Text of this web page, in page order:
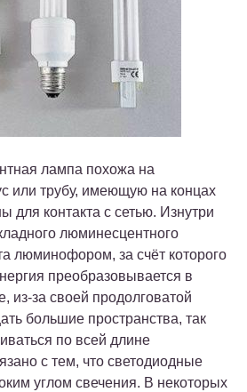
лампа похожа на
или трубу, имеющую на концах
для контакта с сетью. Изнутри
люминесцентного
люминофором, за счёт которого
преобразовывается в
из-за своей продолговатой
большие пространства, так
по всей длине
с тем, что светодиодные
углом свечения. В некоторых